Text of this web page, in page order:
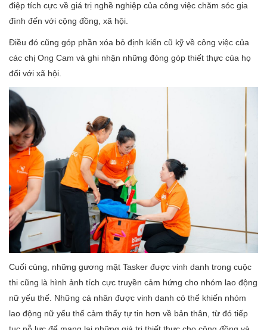
điệp tích cực về giá trị nghề nghiệp của công việc chăm sóc gia
đình đến với cộng đồng, xã hội.
Điều đó cũng góp phần xóa bỏ định kiến cũ kỹ về công việc của
các chị Ong Cam và ghi nhận những đóng góp thiết thực của họ
đối với xã hội.
Cuối cùng, những gương mặt Tasker được vinh danh trong cuộc
thi cũng là hình ảnh tích cực truyền cảm hứng cho nhóm lao động
nữ yếu thế. Những cá nhân được vinh danh có thể khiến nhóm
lao động nữ yếu thế cảm thấy tự tin hơn về bản thân, từ đó tiếp